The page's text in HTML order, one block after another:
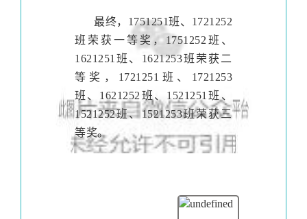
最终，1751251班、1721252
班荣获一等奖，1751252班、
1621251班、1621253班荣获二
等奖，1721251班、1721253
班、1621252班、1521251班、
1521252班、1521253班荣获三
等奖。